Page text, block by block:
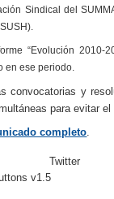
Sindical del
“Evolución 2010-
en ese periodo.
convocatorias y
para evitar
completo.
Twitter
v1.5